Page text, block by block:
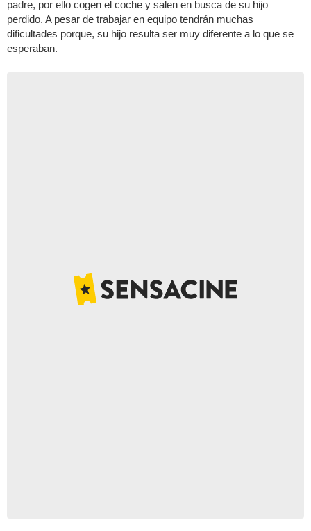
padre, por ello cogen el coche y salen en busca de su hijo
perdido. A pesar de trabajar en equipo tendrán muchas
dificultades porque, su hijo resulta ser muy diferente a lo que se
esperaban.